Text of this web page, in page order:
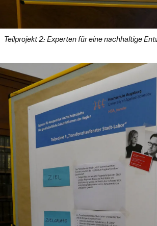
Teilprojekt 2: Experten für eine nachhaltige